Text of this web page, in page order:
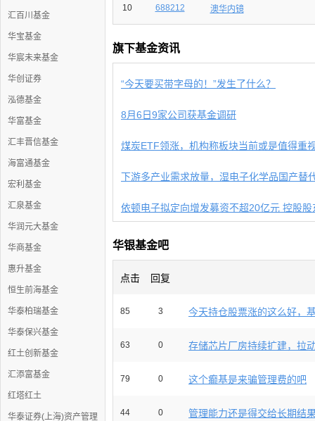
汇百川基金
华宝基金
华宸未来基金
华创证券
泓德基金
华富基金
汇丰晋信基金
海富通基金
宏利基金
汇泉基金
华润元大基金
华商基金
惠升基金
恒生前海基金
华泰柏瑞基金
华泰保兴基金
红土创新基金
汇添富基金
红塔红土
华泰证券(上海)资产管理
10 688212 澳华内镜
旗下基金资讯
“今天要买带字母的！”发生了什么？
8月6日9家公司获基金调研
煤炭ETF领涨，机构称板块当前或是值得重
下游多产业需求放量，湿电子化学品国产替
依顿电子拟定向增发募资不超20亿元 控股股
华银基金吧
点击 回复
85 3 今天持仓股票涨的这么好，
63 0 存储芯片厂房持续扩建，拉
79 0 这个癫基是来骗管理费的吧
44 0 管理能力还是得交给长期结